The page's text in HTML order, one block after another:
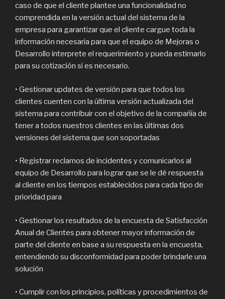
caso de que el cliente plantee una funcionalidad no
comprendida en la versión actual del sistema de la
empresa para garantizar que el cliente cargue toda la
información necesaria para que el equipo de Mejoras o
Desarrollo interprete el requerimiento y pueda estimarlo
para su cotización si es necesario.
• Gestionar updates de versión para que todos los
clientes cuenten con la última versión actualizada del
sistema para contribuir con el objetivo de la compañía de
tener a todos nuestros clientes en las últimas dos
versiones del sistema que son soportadas
• Registrar reclamos de incidentes y comunicarlos al
equipo de Desarrollo para lograr que se le dé respuesta
al cliente en los tiempos establecidos para cada tipo de
prioridad para
• Gestionar los resultados de la encuesta de Satisfacción
Anual de Clientes para obtener mayor información de
parte del cliente en base a su respuesta en la encuesta,
entendiendo su disconformidad para poder brindarle una
solución
• Cumplir con los principios, políticas y procedimientos de